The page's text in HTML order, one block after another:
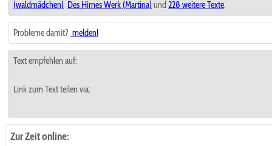
(waldmädchen) Des Hirnes Werk (Martina) und 228 weitere Texte.
Probleme damit? melden!
Text empfehlen auf:
Link zum Text teilen via:
Zur Zeit online: